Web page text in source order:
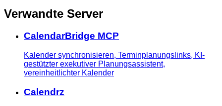
Verwandte Server
CalendarBridge MCP
Kalender synchronisieren, Terminplanungslinks, KI-
gestützter exekutiver Planungsassistent,
vereinheitlichter Kalender
Calendrz